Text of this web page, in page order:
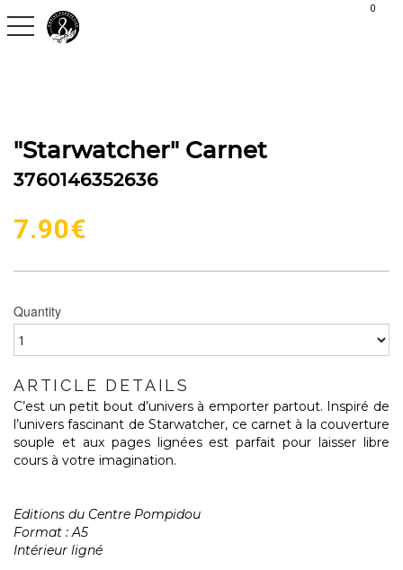
G-C30S2H9QVX 0
toggle navigation
"Starwatcher" Carnet
3760146352636
7.90€
Quantity
ARTICLE DETAILS
C’est un petit bout d’univers à emporter partout. Inspiré de
l’univers fascinant de Starwatcher, ce carnet à la couverture
souple et aux pages lignées est parfait pour laisser libre
cours à votre imagination.
Editions du Centre Pompidou
Format : A5
Intérieur ligné